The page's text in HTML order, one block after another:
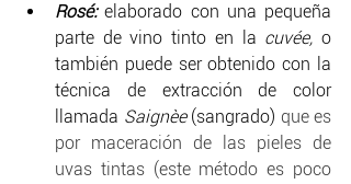
Rosé: elaborado con una pequeña
parte de vino tinto en la cuvée, o
también puede ser obtenido con la
técnica de extracción de color
llamada Saignèe (sangrado) que es
por maceración de las pieles de
uvas tintas (este método es poco